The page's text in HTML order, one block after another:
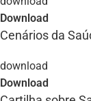
Download
Cenários da
Download